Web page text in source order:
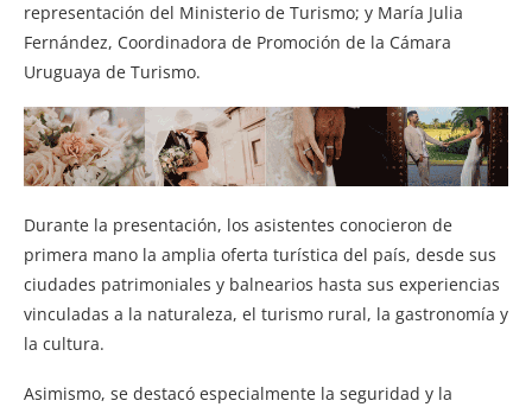
representación del Ministerio de Turismo; y María Julia
Fernández, Coordinadora de Promoción de la Cámara
Uruguaya de Turismo.
Durante la presentación, los asistentes conocieron de
primera mano la amplia oferta turística del país, desde sus
ciudades patrimoniales y balnearios hasta sus experiencias
vinculadas a la naturaleza, el turismo rural, la gastronomía y
la cultura.
Asimismo, se destacó especialmente la seguridad y la